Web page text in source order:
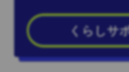
くらしサ